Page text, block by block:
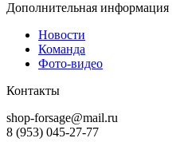
Дополнительная информация
Новости
Команда
Фото-видео
Контакты
shop-forsage@mail.ru
8 (953) 045-27-77